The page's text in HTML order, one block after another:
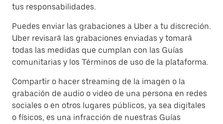
tus responsabilidades.
Puedes enviar las grabaciones a Uber a tu discreción.
Uber revisará las grabaciones enviadas y tomará
todas las medidas que cumplan con las Guías
comunitarias y los Términos de uso de la plataforma.
Compartir o hacer streaming de la imagen o la
grabación de audio o video de una persona en redes
sociales o en otros lugares públicos, ya sea digitales
o físicos, es una infracción de nuestras Guías